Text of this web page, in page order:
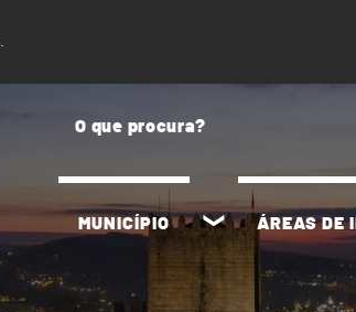
.
MUNICÍPIO ÁREAS DE